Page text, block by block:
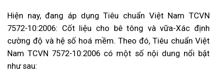
Hiện nay, đang áp dụng Tiêu chuẩn Việt Nam TCVN
7572-10:2006: Cốt liệu cho bê tông và vữa-Xác định
cường độ và hệ số hoá mềm. Theo đó, Tiêu chuẩn Việt
Nam TCVN 7572-10:2006 có một số nội dung nổi bật
như sau: